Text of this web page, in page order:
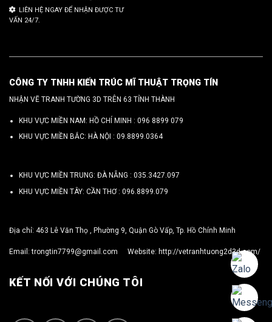
LIÊN HỆ NGAY ĐỂ NHẬN ĐƯỢC TƯ
VẤN 24/7.
CÔNG TY TNHH KIẾN TRÚC MĨ THUẬT TRỌNG TÍN
NHẬN VẼ TRANH TƯỜNG 3D TRÊN 63 TỈNH THÀNH
KHU VỰC MIỀN NAM: HỒ CHÍ MINH : 096 8899 079
KHU VỰC MIỀN BẮC: HÀ NỘI : 09.8899.0364
KHU VỰC MIỀN TRUNG: ĐÀ NẴNG : 035.3427.097
KHU VỰC MIỀN TÂY: CẦN THƠ : 096.8899.079
Địa chỉ: 463 Lê Văn Thọ , Phường 9, Quận Gò Vấp, Tp. Hồ Chính Minh
Email:trongtin7799@gmail.com Website: http://vetranhtuong2d3d.com/
KẾT NỐI VỚI CHÚNG TÔI